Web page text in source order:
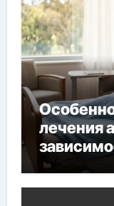
лечения